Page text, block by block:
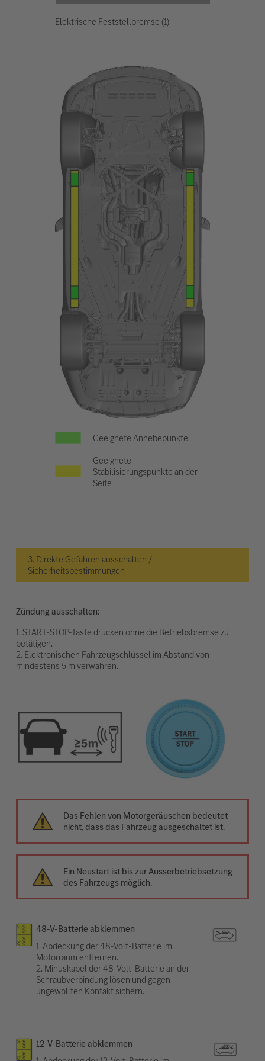
Elektrische Feststellbremse (1)
Geeignete Anhebepunkte
Geeignete
Stabilisierungspunkte an der
Seite
3. Direkte Gefahren ausschalten /
Sicherheitsbestimmungen
Zündung ausschalten:
1. START-STOP-Taste drücken ohne die Betriebsbremse zu
betätigen.
2. Elektronischen Fahrzeugschlüssel im Abstand von
mindestens 5 m verwahren.
Das Fehlen von Motorgeräuschen bedeutet
nicht, dass das Fahrzeug ausgeschaltet ist.
Ein Neustart ist bis zur Ausserbetriebsetzung
des Fahrzeugs möglich.
48-V-Batterie abklemmen
1. Abdeckung der 48-Volt-Batterie im
Motorraum entfernen.
2. Minuskabel der 48-Volt-Batterie an der
Schraubverbindung lösen und gegen
ungewollten Kontakt sichern.
12-V-Batterie abklemmen